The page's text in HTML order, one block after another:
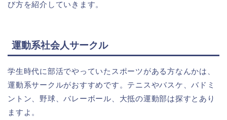
び方を紹介していきます。
運動系社会人サークル
学生時代に部活でやっていたスポーツがある方なんかは、
運動系サークルがおすすめです。テニスやバスケ、バドミ
ントン、野球、バレーボール、大抵の運動部は探すとあり
ますよ。